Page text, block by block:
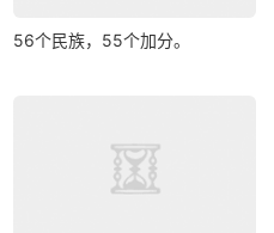
56个民族，55个加分。